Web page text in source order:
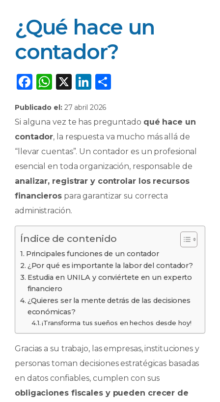
¿Qué hace un
contador?
F
c
e
b
o
o
k
W
a
ts
A
p
p
X
Li
k
e
dI
n
p
ar
ti
r
Publicado el: 27 abril 2026
Si alguna vez te has preguntado qué hace un
contador, la respuesta va mucho más allá de
“llevar cuentas”. Un contador es un profesional
esencial en toda organización, responsable de
analizar, registrar y controlar los recursos
financierospara garantizar su correcta
administración.
Índice de contenido
Principales funciones de un contador
¿Por qué es importante la labor del contador?
Estudia en UNILA y conviértete en un experto
financiero
¿Quieres ser la mente detrás de las decisiones
económicas?
¡Transforma tus sueños en hechos desde hoy!
Gracias a su trabajo, las empresas, instituciones y
personas toman decisiones estratégicas basadas
en datos confiables, cumplen con sus
obligaciones fiscales y pueden crecer de